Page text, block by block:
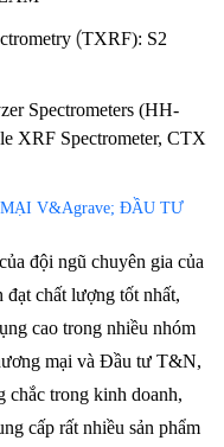
(TXRF): S2
Spectrometers (HH-
XRF Spectrometer, CTX
đội ngũ chuyên gia của
chất lượng tốt nhất,
cao trong nhiều nhóm
mại và Đầu tư T&N,
chắc trong kinh doanh,
cấp rất nhiều sản phẩm